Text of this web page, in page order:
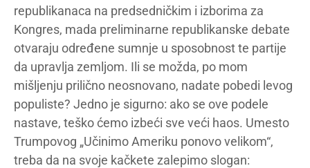
republikanaca na predsedničkim i izborima za
Kongres, mada preliminarne republikanske debate
otvaraju određene sumnje u sposobnost te partije
da upravlja zemljom. Ili se možda, po mom
mišljenju prilično neosnovano, nadate pobedi levog
populiste? Jedno je sigurno: ako se ove podele
nastave, teško ćemo izbeći sve veći haos. Umesto
Trumpovog „Učinimo Ameriku ponovo velikom“,
treba da na svoje kačkete zalepimo slogan: